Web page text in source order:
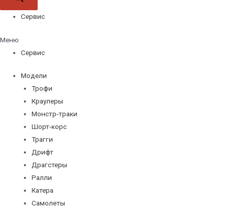
Сервис
Меню
Сервис
Модели
Трофи
Краулеры
Монстр-траки
Шорт-корс
Трагги
Дрифт
Драгстеры
Ралли
Катера
Самолеты